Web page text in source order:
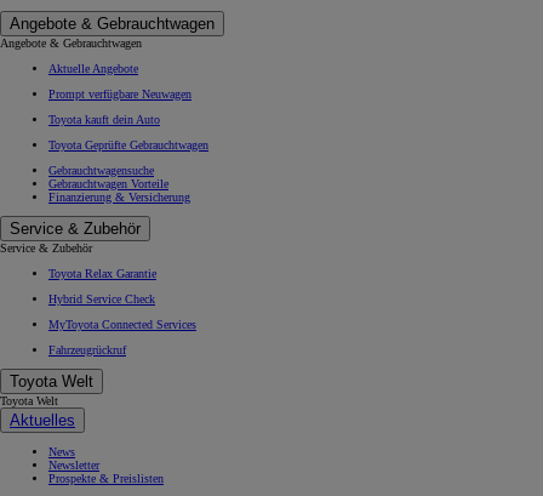
Angebote & Gebrauchtwagen
Angebote & Gebrauchtwagen
Aktuelle Angebote
Prompt verfügbare Neuwagen
Toyota kauft dein Auto
Toyota Geprüfte Gebrauchtwagen
Gebrauchtwagensuche
Gebrauchtwagen Vorteile
Finanzierung & Versicherung
Service & Zubehör
Service & Zubehör
Toyota Relax Garantie
Hybrid Service Check
MyToyota Connected Services
Fahrzeugrückruf
Toyota Welt
Toyota Welt
Aktuelles
News
Newsletter
Prospekte & Preislisten